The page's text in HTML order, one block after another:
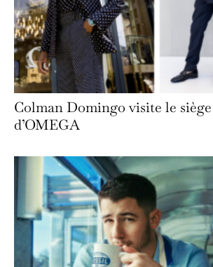
Colman Domingo visite le siège
d’OMEGA